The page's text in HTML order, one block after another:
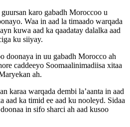
karo gabadh Moroccoo u
Waa in aad la timaado warqada
kuwa aad ka qaadatay dalalka aad
ku siiyay.
doonaya in uu gabadh Morocco ah
caddeeyo Soomaalinimadiisa xitaa
ah.
karaa warqada dembi la’aanta in aad
aad ka timid ee aad ku nooleyd. Sidaa
in sifo sharci ah aad kusoo